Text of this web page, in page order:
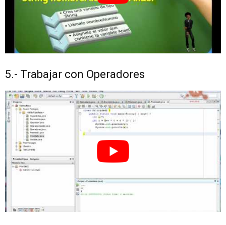
5.- Trabajar con Operadores